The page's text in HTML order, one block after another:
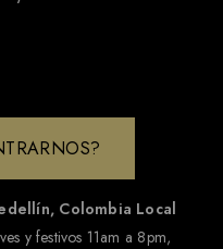
Colombia Local
y festivos 11am a 8pm,